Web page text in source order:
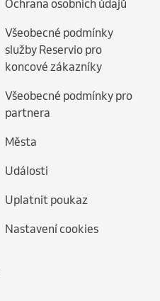
Ochrana osobních údajů
Všeobecné podmínky
služby Reservio pro
koncové zákazníky
Všeobecné podmínky pro
partnera
Města
Události
Uplatnit poukaz
Nastavení cookies